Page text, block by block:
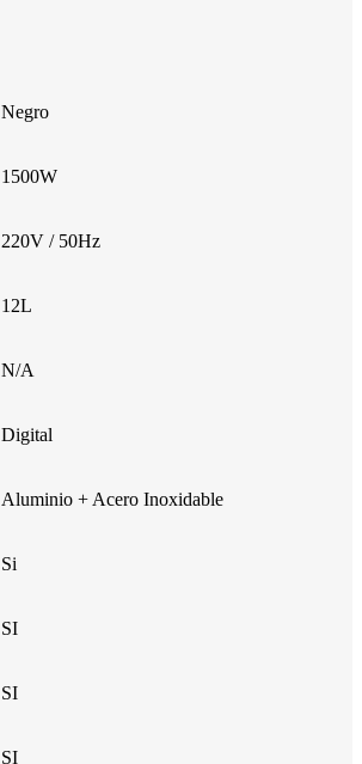
Negro
1500W
220V / 50Hz
12L
N/A
Digital
Aluminio + Acero Inoxidable
Si
SI
SI
SI